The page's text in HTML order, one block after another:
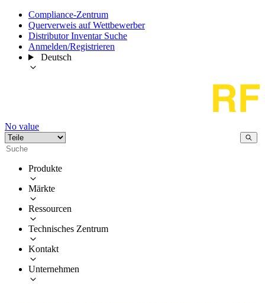
Compliance-Zentrum
Querverweis auf Wettbewerber
Distributor Inventar Suche
Anmelden/Registrieren
Deutsch
No value
Produkte
Märkte
Ressourcen
Technisches Zentrum
Kontakt
Unternehmen